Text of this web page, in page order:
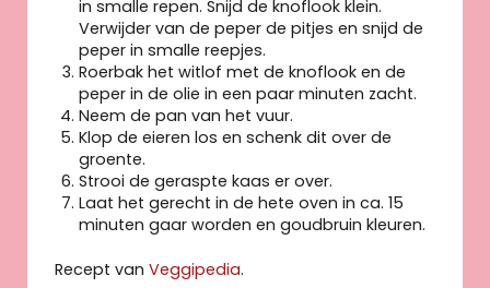
in smalle repen. Snijd de knoflook klein.
Verwijder van de peper de pitjes en snijd de
peper in smalle reepjes.
Roerbak het witlof met de knoflook en de
peper in de olie in een paar minuten zacht.
Neem de pan van het vuur.
Klop de eieren los en schenk dit over de
groente.
Strooi de geraspte kaas er over.
Laat het gerecht in de hete oven in ca. 15
minuten gaar worden en goudbruin kleuren.
Recept van Veggipedia.